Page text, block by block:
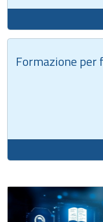
Formazione per